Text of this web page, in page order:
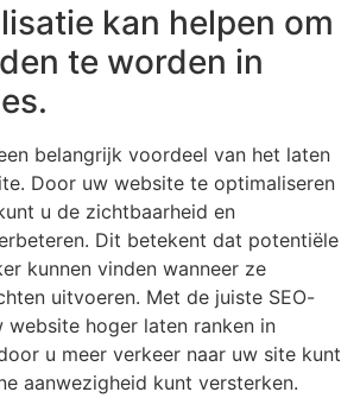
kan helpen om
te worden in
belangrijk voordeel van het laten
Door uw website te optimaliseren
u de zichtbaarheid en
Dit betekent dat potentiële
kunnen vinden wanneer ze
uitvoeren. Met de juiste SEO-
website hoger laten ranken in
u meer verkeer naar uw site kunt
aanwezigheid kunt versterken.